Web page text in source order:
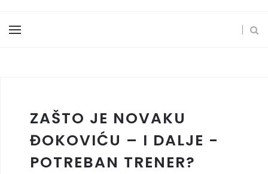
ZAŠTO JE NOVAKU
ĐOKOVIĆU – I DALJE -
POTREBAN TRENER?